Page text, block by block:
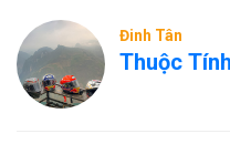
Đinh Tân
Thuộc